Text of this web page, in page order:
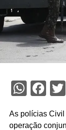
As polícias Civil
operação